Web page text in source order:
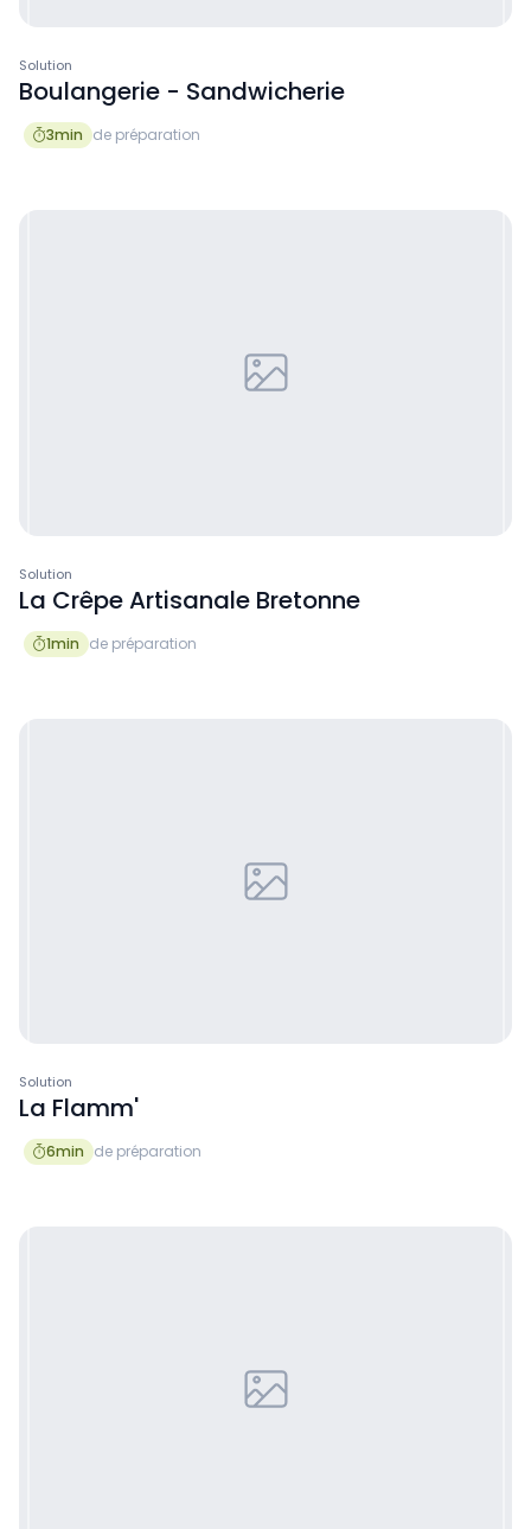
Solution
Boulangerie - Sandwicherie
3min de préparation
Solution
La Crêpe Artisanale Bretonne
1min de préparation
Solution
La Flamm'
6min de préparation